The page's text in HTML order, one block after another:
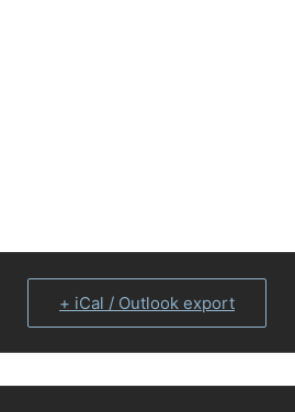
+ iCal / Outlook export